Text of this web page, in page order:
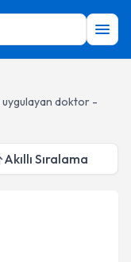
uygulayan doktor -
Akıllı Sıralama